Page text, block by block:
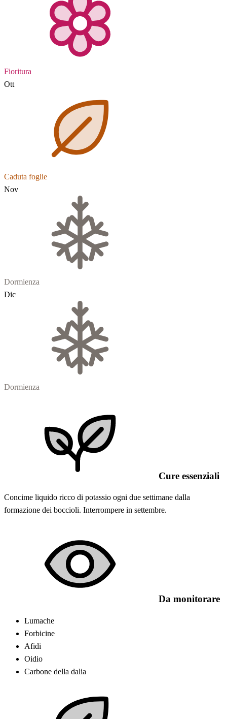
Fioritura
Ott
Caduta foglie
Nov
Dormienza
Dic
Dormienza
Cure essenziali
Concime liquido ricco di potassio ogni due settimane dalla
formazione dei boccioli. Interrompere in settembre.
Da monitorare
Lumache
Forbicine
Afidi
Oidio
Carbone della dalia